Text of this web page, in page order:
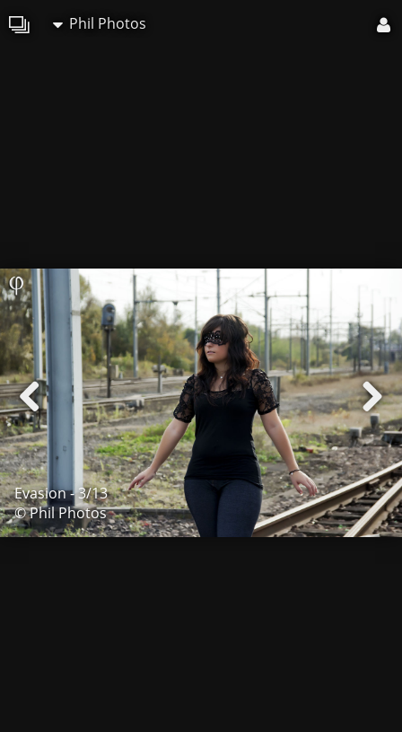
Phil Photos
Evasion - 3/13
© Phil Photos